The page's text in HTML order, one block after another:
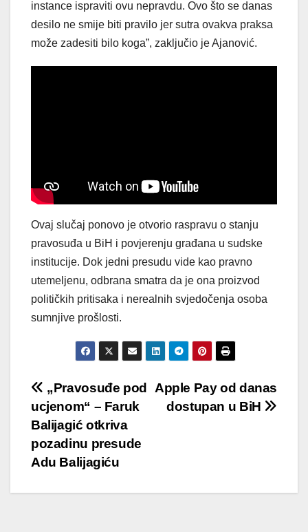
instance ispraviti ovu nepravdu. Ovo što se danas
desilo ne smije biti pravilo jer sutra ovakva praksa
može zadesiti bilo koga”, zaključio je Ajanović.
Ovaj slučaj ponovo je otvorio raspravu o stanju
pravosuđa u BiH i povjerenju građana u sudske
institucije. Dok jedni presudu vide kao pravno
utemeljenu, odbrana smatra da je ona proizvod
političkih pritisaka i nerealnih svjedočenja osoba
sumnjive prošlosti.
Post
navigation
Apple Pay od danas
dostupan u BiH
„Pravosuđe pod
ucjenom“ – Faruk
Balijagić otkriva
pozadinu presude
Adu Balijagiću